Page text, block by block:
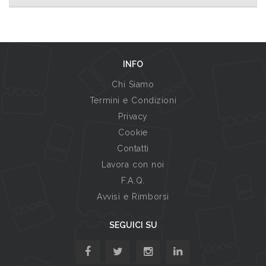
INFO
Chi Siamo
Termini e Condizioni
Privacy
Cookie
Contatti
Lavora con noi
F.A.Q.
Avvisi e Rimborsi
SEGUICI SU